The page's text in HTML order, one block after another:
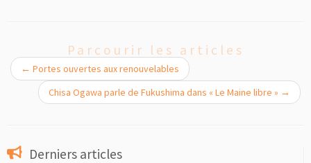
Parcourir les articles
← Portes ouvertes aux renouvelables
Chisa Ogawa parle de Fukushima dans « Le Maine libre » →
Derniers articles